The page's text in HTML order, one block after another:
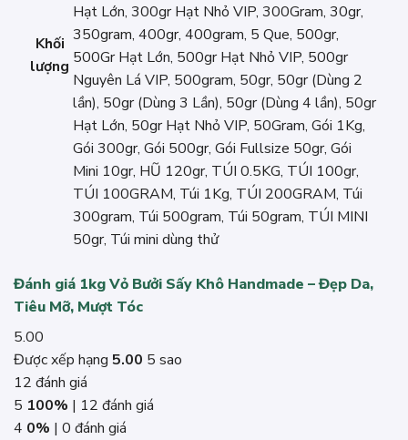
Khối
lượng
Hạt Lớn, 300gr Hạt Nhỏ VIP, 300Gram, 30gr,
350gram, 400gr, 400gram, 5 Que, 500gr,
500Gr Hạt Lớn, 500gr Hạt Nhỏ VIP, 500gr
Nguyên Lá VIP, 500gram, 50gr, 50gr (Dùng 2
lần), 50gr (Dùng 3 Lần), 50gr (Dùng 4 lần), 50gr
Hạt Lớn, 50gr Hạt Nhỏ VIP, 50Gram, Gói 1Kg,
Gói 300gr, Gói 500gr, Gói Fullsize 50gr, Gói
Mini 10gr, HŨ 120gr, TÚI 0.5KG, TÚI 100gr,
TÚI 100GRAM, Túi 1Kg, TÚI 200GRAM, Túi
300gram, Túi 500gram, Túi 50gram, TÚI MINI
50gr, Túi mini dùng thử
Đánh giá 1kg Vỏ Bưởi Sấy Khô Handmade – Đẹp Da,
Tiêu Mỡ, Mượt Tóc
5.00
Được xếp hạng 5.00 5 sao
12 đánh giá
5 100% | 12 đánh giá
4 0% | 0 đánh giá